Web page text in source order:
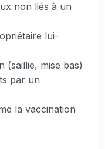
non liés à un
lui-
(saillie, mise bas)
par un
la vaccination